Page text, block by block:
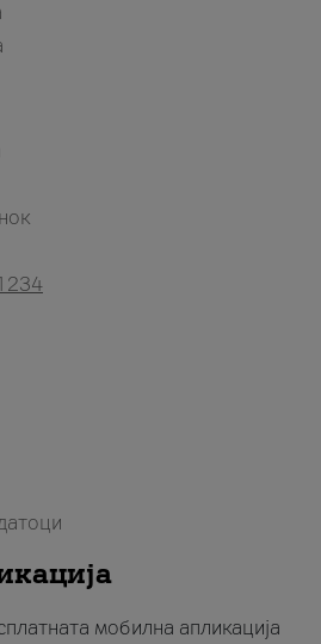
мобилна апликација